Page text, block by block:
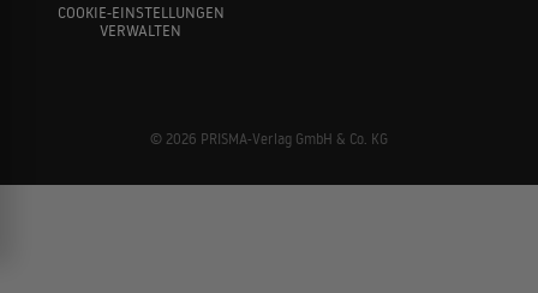
COOKIE-EINSTELLUNGEN
VERWALTEN
© 2026 PRISMA-Verlag GmbH & Co. KG